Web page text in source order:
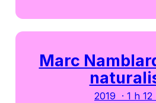
Marc
2019 · 1 h 12